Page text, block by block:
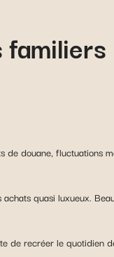
familiers
douane, fluctuations
quasi luxueux.
de recréer le quotidien